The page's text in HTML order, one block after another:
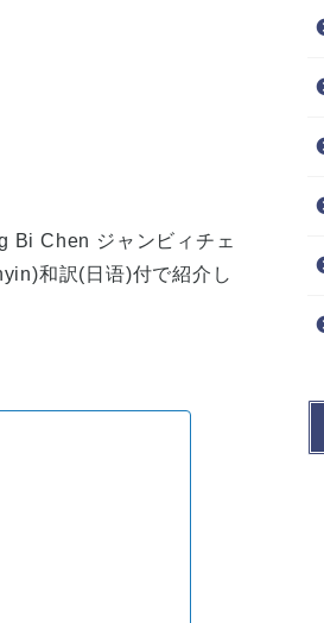
Bi Chen ジャンビィチェ
和訳(日语)付で紹介し